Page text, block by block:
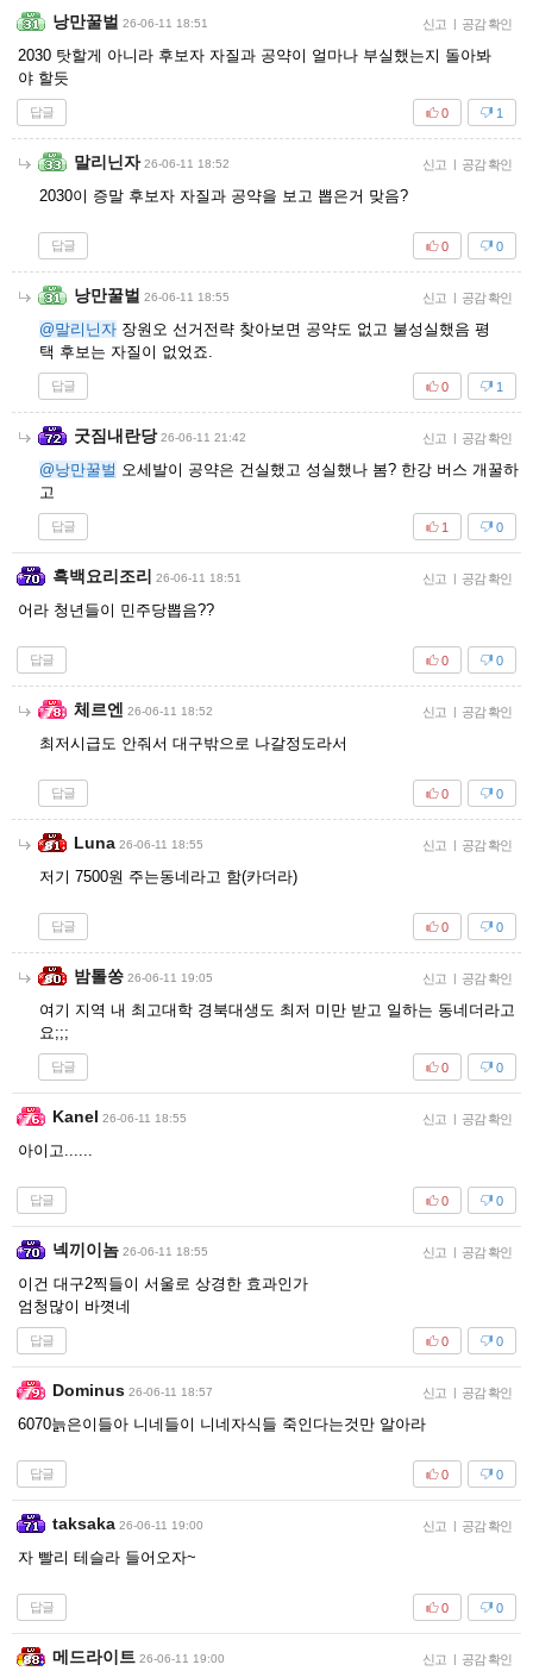
낭만꿀벌 26-06-11 18:51 신고 공감 확인
2030 탓할게 아니라 후보자 자질과 공약이 얼마나 부실했는지 돌아봐
야 할듯
답글 1
0
말리닌자 26-06-11 18:52 신고 공감 확인
2030이 증말 후보자 자질과 공약을 보고 뽑은거 맞음?
답글 0
0
낭만꿀벌 26-06-11 18:55 신고 공감 확인
@말리닌자 장원오 선거전략 찾아보면 공약도 없고 불성실했음 평
택 후보는 자질이 없었죠.
답글 1
0
굿짐내란당 26-06-11 21:42 신고 공감 확인
@낭만꿀벌 오세발이 공약은 건실했고 성실했나 봄? 한강 버스 개꿀하
고
답글 0
1
흑백요리조리 26-06-11 18:51 신고 공감 확인
어라 청년들이 민주당뽑음??
답글 0
0
체르엔 26-06-11 18:52 신고 공감 확인
최저시급도 안줘서 대구밖으로 나갈정도라서
답글 0
0
Luna 26-06-11 18:55 신고 공감 확인
저기 7500원 주는동네라고 함(카더라)
답글 0
0
밤톨쏭 26-06-11 19:05 신고 공감 확인
여기 지역 내 최고대학 경북대생도 최저 미만 받고 일하는 동네더라고
요;;;
답글 0
0
Kanel 26-06-11 18:55 신고 공감 확인
아이고......
답글 0
0
넥끼이놈 26-06-11 18:55 신고 공감 확인
이건 대구2찍들이 서울로 상경한 효과인가
엄청많이 바꼇네
답글 0
0
Dominus 26-06-11 18:57 신고 공감 확인
6070늙은이들아 니네들이 니네자식들 죽인다는것만 알아라
답글 0
0
taksaka 26-06-11 19:00 신고 공감 확인
자 빨리 테슬라 들어오자~
답글 0
0
메드라이트 26-06-11 19:00 신고 공감 확인